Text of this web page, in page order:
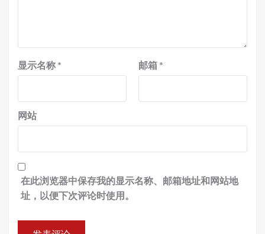
显示名称 * 邮箱 *
网站
在此浏览器中保存我的显示名称、邮箱地址和网站地
址，以便下次评论时使用。